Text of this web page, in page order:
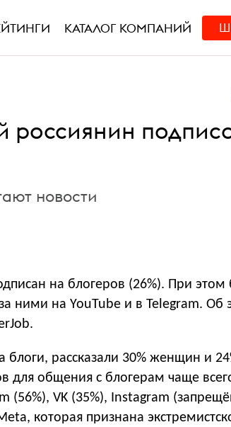
КАТАЛОГ КОМПАНИЙ
россиянин
новости
на блогеров (26%). При этом
ними на YouTube и в Telegram. Об
блоги, рассказали 30% женщин и
общения с блогерам чаще
(56%), VK (35%), Instagram
которая признана